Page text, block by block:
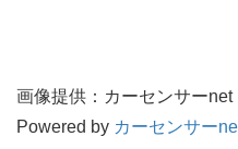
画像提供：カーセンサーnet
Powered by カーセンサー